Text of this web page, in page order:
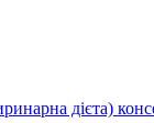
дієта)